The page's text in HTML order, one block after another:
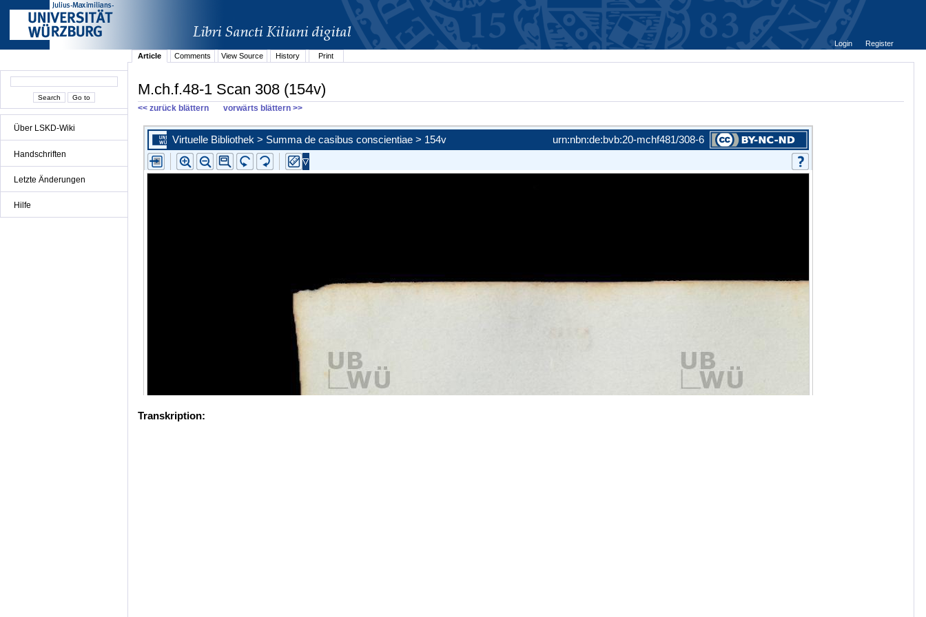
Über LSKD-Wiki
Handschriften
Letzte Änderungen
Hilfe
Login
Register
Article
Comments View Source History Print
M.ch.f.48-1 Scan 308 (154v)
<< zurück blättern vorwärts blättern >>
Transkription: